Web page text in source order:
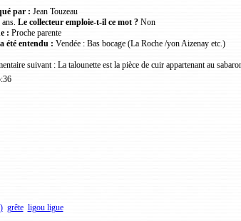
par : Jean Touzeau
Le collecteur emploie-t-il ce mot ?Non
: Proche parente
été entendu : Vendée : Bas bocage (La Roche /yon Aizenay etc.)
suivant : La talounette est la pièce de cuir appartenant au
grête ligou ligue